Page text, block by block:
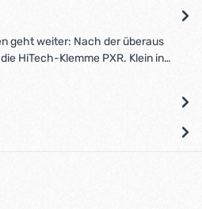
geht weiter: Nach der überaus
HiTech-Klemme PXR. Klein in…